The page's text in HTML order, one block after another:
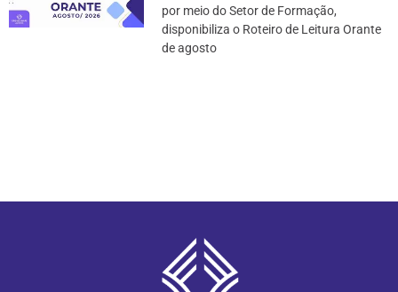
por meio do Setor de Formação,
disponibiliza o Roteiro de Leitura Orante
de agosto